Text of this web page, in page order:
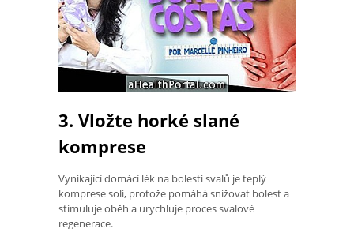
3. Vložte horké slané
komprese
Vynikající domácí lék na bolesti svalů je teplý
komprese soli, protože pomáhá snižovat bolest a
stimuluje oběh a urychluje proces svalové
regenerace.